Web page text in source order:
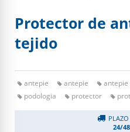
Protector de
tejido
antepie antepie antepie
podologia
protector
PLAZO
24/